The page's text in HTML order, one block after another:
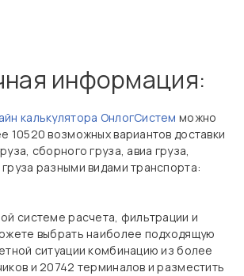
информация:
калькулятора ОнлогСистем можно
10520 возможных вариантов доставки
сборного груза, авиа груза,
разными видами транспорта:
системе расчета, фильтрации и
выбрать наиболее подходящую
ситуации комбинацию из более
и 20742 терминалов и разместить